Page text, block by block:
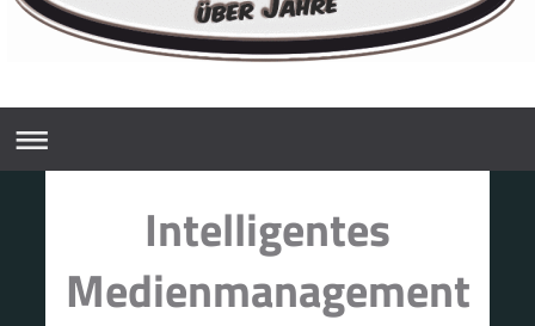
Intelligentes
Medienmanagement